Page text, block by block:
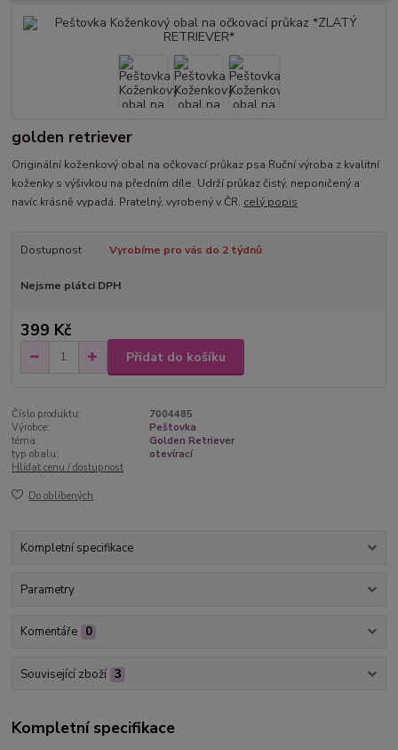
golden retriever
Originální koženkový obal na očkovací průkaz psa Ruční výroba z kvalitní
koženky s výšivkou na předním díle. Udrží průkaz čistý, neponičený a
navíc krásně vypadá. Pratelný, vyrobený v ČR. celý popis
Dostupnost Vyrobíme pro vás do 2 týdnů
Nejsme plátci DPH
399 Kč
Přidat do košíku
Číslo produktu:
7004485
Výrobce:
Peštovka
téma:
Golden Retriever
typ obalu:
otevírací
Hlídat cenu / dostupnost
Do oblíbených
Kompletní specifikace
Parametry
Komentáře 0
Související zboží 3
Kompletní specifikace